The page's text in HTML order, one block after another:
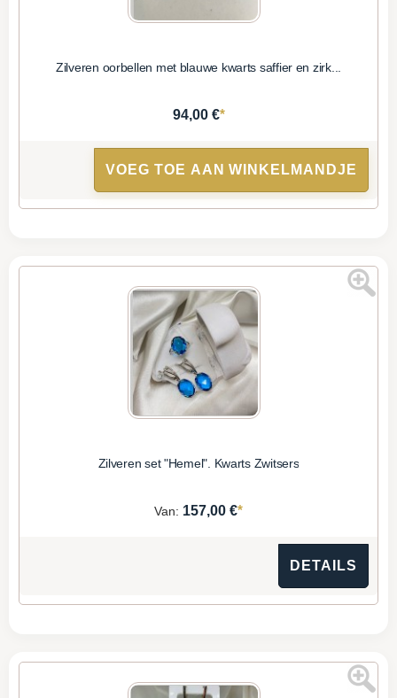
Zilveren oorbellen met blauwe kwarts saffier en zirk...
94,00 €*
VOEG TOE AAN WINKELMANDJE
Zilveren set "Hemel". Kwarts Zwitsers
Van: 157,00 €*
DETAILS